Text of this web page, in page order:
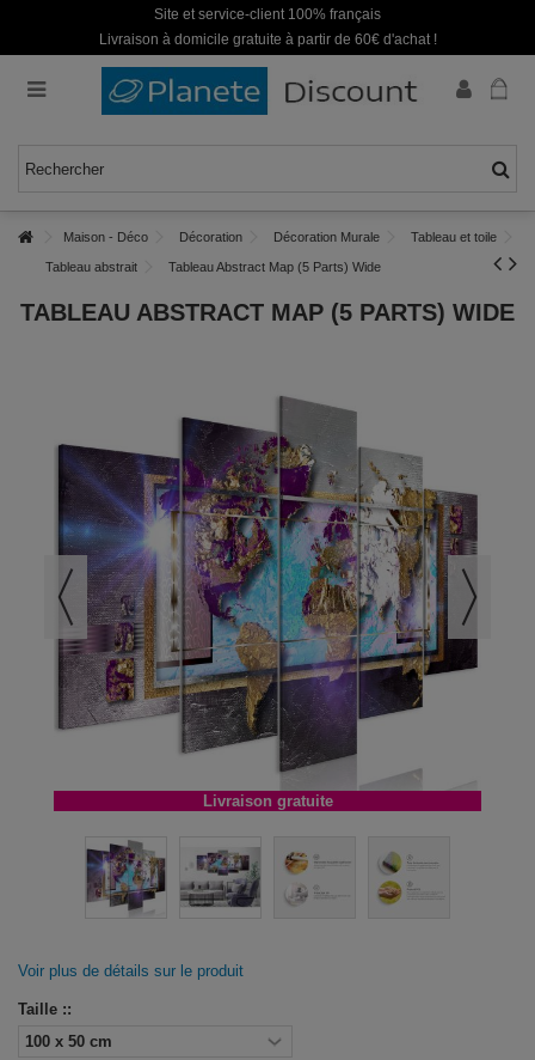
Site et service-client 100% français
Livraison à domicile gratuite à partir de 60€ d'achat !
Maison - Déco Décoration Décoration Murale Tableau et toile
Tableau abstrait Tableau Abstract Map (5 Parts) Wide
TABLEAU ABSTRACT MAP (5 PARTS) WIDE
Livraison gratuite
Voir plus de détails sur le produit
Taille ::